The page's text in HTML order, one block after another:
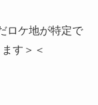
ロケ地が特定で
す＞＜